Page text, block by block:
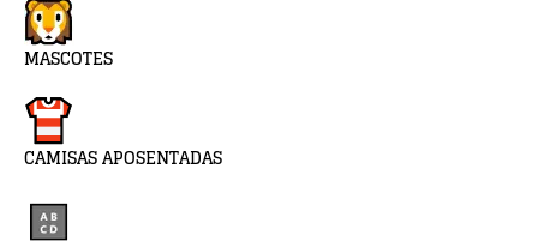
MASCOTES
CAMISAS APOSENTADAS